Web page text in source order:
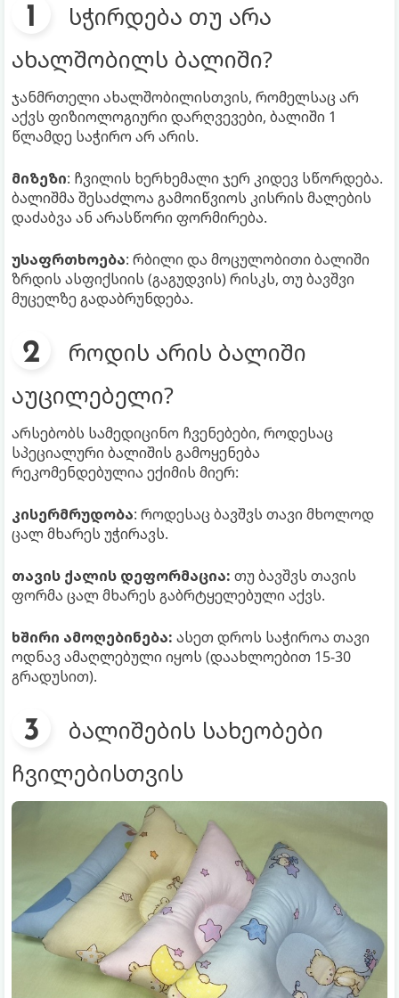
სჭირდება თუ არა
ახალშობილს ბალიში?
ჯანმრთელი ახალშობილისთვის, რომელსაც არ
აქვს ფიზიოლოგიური დარღვევები, ბალიში 1
წლამდე საჭირო არ არის.
მიზეზი: ჩვილის ხერხემალი ჯერ კიდევ სწორდება.
ბალიშმა შესაძლოა გამოიწვიოს კისრის მალების
დაძაბვა ან არასწორი ფორმირება.
უსაფრთხოება: რბილი და მოცულობითი ბალიში
ზრდის ასფიქსიის (გაგუდვის) რისკს, თუ ბავშვი
მუცელზე გადაბრუნდება.
როდის არის ბალიში
აუცილებელი?
არსებობს სამედიცინო ჩვენებები, როდესაც
სპეციალური ბალიშის გამოყენება
რეკომენდებულია ექიმის მიერ:
კისერმრუდობა: როდესაც ბავშვს თავი მხოლოდ
ცალ მხარეს უჭირავს.
თავის ქალის დეფორმაცია: თუ ბავშვს თავის
ფორმა ცალ მხარეს გაბრტყელებული აქვს.
ხშირი ამოღებინება: ასეთ დროს საჭიროა თავი
ოდნავ ამაღლებული იყოს (დაახლოებით 15-30
გრადუსით).
ბალიშების სახეობები
ჩვილებისთვის